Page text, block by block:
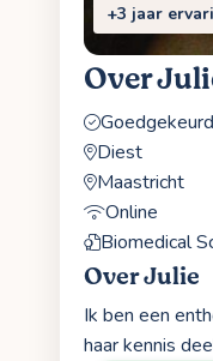
+3 jaar
Over
Diest
Maastricht
Online
Biomedical
Over Julie
Ik ben een
haar kennis